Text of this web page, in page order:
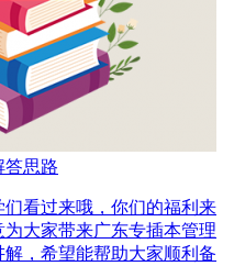
答思路
看过来哦，你们的福利来
大家带来广东专插本管理
，希望能帮助大家顺利备